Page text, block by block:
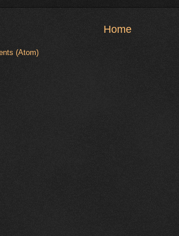
Home
(Atom)